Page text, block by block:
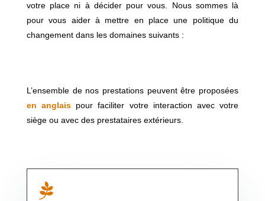
votre place ni à décider pour vous. Nous sommes là
pour vous aider à mettre en place une politique du
changement dans les domaines suivants :
L’ensemble de nos prestations peuvent être proposées
en anglais pour faciliter votre interaction avec votre
siège ou avec des prestataires extérieurs.
